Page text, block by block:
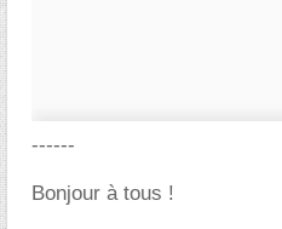
------
Bonjour à tous !